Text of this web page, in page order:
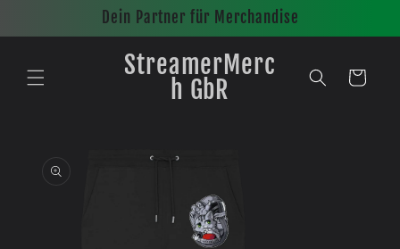
Inhalt
Dein Partner für Merchandise
StreamerMerc
h GbR
Warenkorb